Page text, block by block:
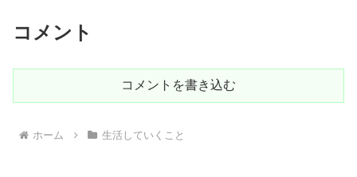
コメント
コメントを書き込む
ホーム 生活していくこと